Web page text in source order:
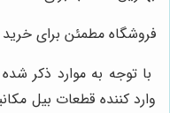
فروشگاه مطمئن برای
با توجه به موارد ذکر
وارد کننده قطعات بیل